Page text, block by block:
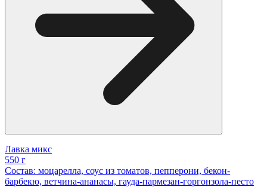
Лавка микс
550 г
Состав: моцарелла, соус из томатов, пепперони, бекон-
барбекю, ветчина-ананасы, гауда-пармезан-горгонзола-песто